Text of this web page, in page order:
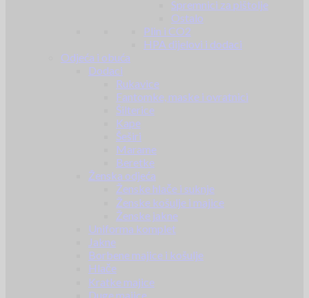
Spremnici za pištolje
Ostalo
Plin i CO2
HPA dijelovi i dodaci
Odjeća i obuća
Dodaci
Rukavice
Fantomke, maske i ovratnici
Šilterice
Kape
Šeširi
Marame
Beretke
Ženska odjeća
Ženske hlače i suknje
Ženske košulje i majice
Ženske jakne
Uniforma komplet
Jakne
Borbene majice i košulje
Hlače
Kratke majice
Duge majice